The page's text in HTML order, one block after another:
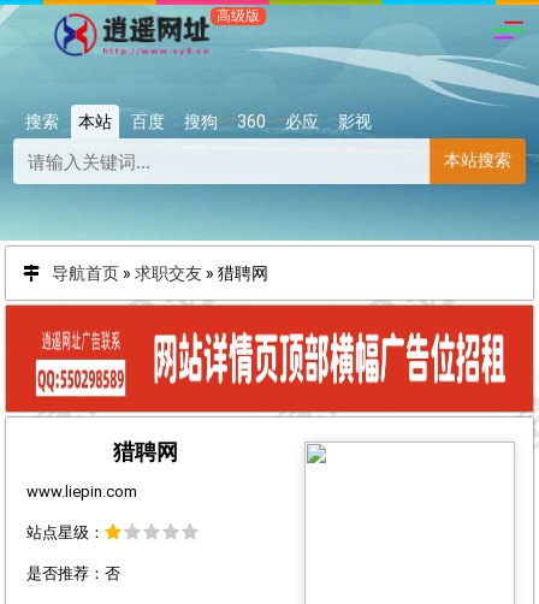
搜索 本站 百度 搜狗 360 必应
影视
本站搜索
导航首页 » 求职交友 » 猎聘网
猎聘网
www.liepin.com
站点星级：
是否推荐：否